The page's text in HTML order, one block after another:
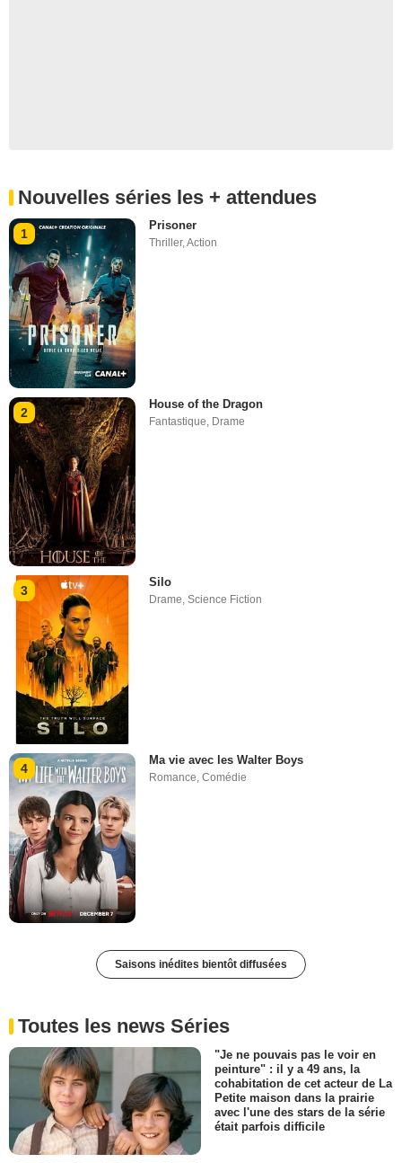
Nouvelles séries les + attendues
1
Prisoner
Thriller,Action
2
House of the Dragon
Fantastique Drame
3
Silo
Drame,Science Fiction
4
Ma vie avec les Walter Boys
Romance,Comédie
Saisons inédites bientôt diffusées
Toutes les news Séries
"Je ne pouvais pas le voir en
peinture" : il y a 49 ans, la
cohabitation de cet acteur de La
Petite maison dans la prairie
avec l'une des stars de la série
était parfois difficile